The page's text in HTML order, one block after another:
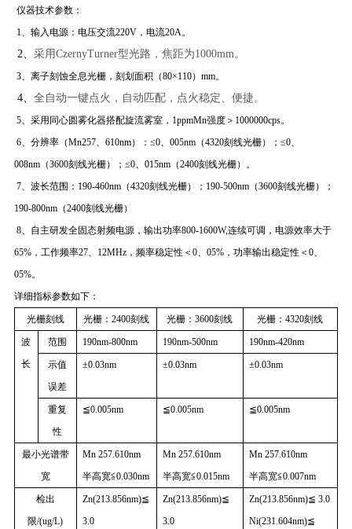
仪器技术参数：
1、输入电源：电压交流220V，电流20A。
2、 采用CzernyTurner型光路，焦距为1000mm。
3、离子刻蚀全息光栅，刻划面积（80×110）mm。
4、 全自动一键点火，自动匹配，点火稳定、便捷。
5、采用同心圆雾化器搭配旋流雾室，1ppmMn强度＞1000000cps。
6、分辨率（Mn257、610nm）：≤0、005nm（4320刻线光栅）；≤0、
008nm（3600刻线光栅）；≤0、015nm（2400刻线光栅）。
7、波长范围：190-460nm（4320刻线光栅）；190-500nm（3600刻线光栅）；
190-800nm（2400刻线光栅）
8、自主研发全固态射频电源，输出功率800-1600W,连续可调，电源效率大于
65%，工作频率27、12MHz，频率稳定性＜0、05%，功率输出稳定性＜0、
05%。
详细指标参数如下：
光栅刻线 光栅：2400刻线 光栅：3600刻线 光栅：4320刻线
波
长
范围 190nm-800nm 190nm-500nm 190nm-420nm
示值
误差
±0.03nm ±0.03nm ±0.03nm
重复
性
≦0.005nm ≦0.005nm ≦0.005nm
最小光谱带
宽
Mn 257.610nm
半高宽≦0.030nm
Mn 257.610nm
半高宽≦0.015nm
Mn 257.610nm
半高宽≦0.007nm
检出
限/(ug/L)
Zn(213.856nm)≦
3.0
Zn(213.856nm)≦
3.0
Zn(213.856nm)≦ 3.0
Ni(231.604nm)≦